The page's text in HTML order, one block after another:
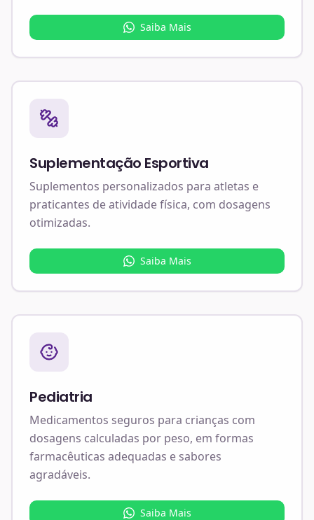
Saiba Mais
Suplementação Esportiva
Suplementos personalizados para atletas e
praticantes de atividade física, com dosagens
otimizadas.
Saiba Mais
Pediatria
Medicamentos seguros para crianças com
dosagens calculadas por peso, em formas
farmacêuticas adequadas e sabores
agradáveis.
Saiba Mais